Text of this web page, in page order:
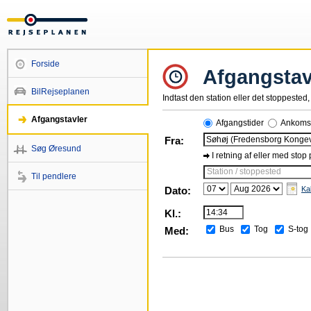
Forside
BilRejseplanen
Afgangstavler
Søg Øresund
Til pendlere
Indtast den station eller det
Afgangstider
Fra:
I retning af eller med stop
Station / stoppested
Dato:
Kl.:
Med:
Bus Tog S-tog